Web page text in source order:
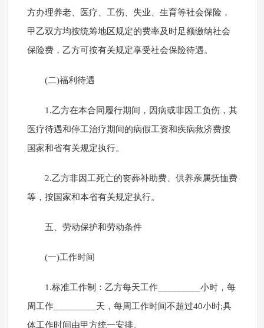
方办理养老、医疗、工伤、失业、生育等社会保险，
甲乙双方均按统筹地区规定的费率及时足额缴纳社会
保险费，乙方可按有关规定享受社会保险待遇。
(二)福利待遇
1.乙方在本合同履行期间，因病或非因工负伤，其
医疗待遇和停工治疗期间的病假工资和疾病救济费按
国家和省有关规定执行。
2.乙方非因工死亡的丧葬补助费、供养亲属抚恤费
等，按国家和本省有关规定执行。
五、劳动保护和劳动条件
(一)工作时间
1.标准工作制：乙方每天工作_________小时，每
周工作_________天，每周工作时间不超过40小时;具
体工作时间由甲方统一安排。